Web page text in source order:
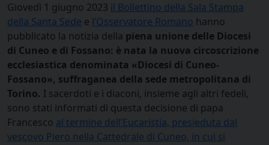
Giovedì 1 giugno 2023 il Bollettino della Sala Stampa
della Santa Sede e l’Osservatore Romano hanno
pubblicato la notizia della piena unione delle Diocesi
di Cuneo e di Fossano: è nata la nuova circoscrizione
ecclesiastica denominata «Diocesi di Cuneo-
Fossano», suffraganea della sede metropolitana di
Torino. I sacerdoti e i diaconi, insieme agli altri fedeli,
sono stati informati di questa decisione di papa
Francesco al termine dell’Eucaristia, presieduta dal
vescovo Piero nella Cattedrale di Cuneo, in cui si